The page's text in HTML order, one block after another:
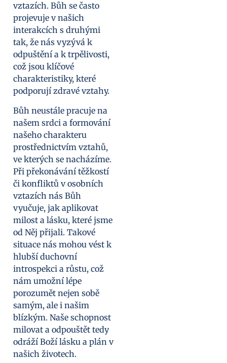
vztazích. Bůh se často
projevuje v našich
interakcích s druhými
tak, že nás vyzývá k
odpuštění a k trpělivosti,
což jsou klíčové
charakteristiky, které
podporují zdravé vztahy.
Bůh neustále pracuje na
našem srdci a formování
našeho charakteru
prostřednictvím vztahů,
ve kterých se nacházíme.
Při překonávání těžkostí
či konfliktů v osobních
vztazích nás Bůh
vyučuje, jak aplikovat
milost a lásku, které jsme
od Něj přijali. Takové
situace nás mohou vést k
hlubší duchovní
introspekci a růstu, což
nám umožní lépe
porozumět nejen sobě
samým, ale i našim
blízkým. Naše schopnost
milovat a odpouštět tedy
odráží Boží lásku a plán v
našich životech.